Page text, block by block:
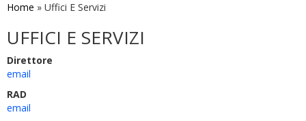
contenuto
Home » Uffici E Servizi
UFFICI E SERVIZI
Direttore
email
RAD
email